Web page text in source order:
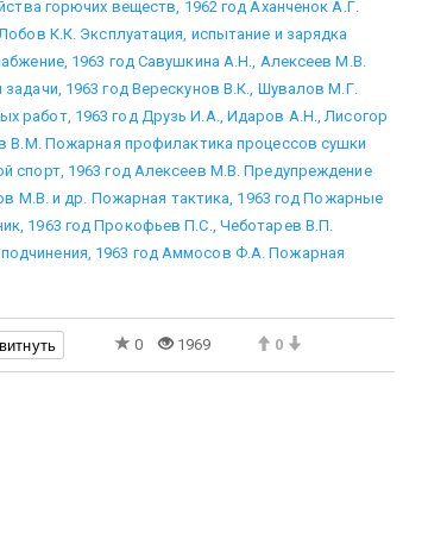
горючих веществ, 1962 год Аханченок А.Г.
К.К. Эксплуатация, испытание и зарядка
1963 год Савушкина А.Н., Алексеев М.В.
1963 год Верескунов В.К., Шувалов М.Г.
работ, 1963 год Друзь И.А., Идаров А.Н., Лисогор
В.М. Пожарная профилактика процессов сушки
спорт, 1963 год Алексеев М.В. Предупреждение
М.В. и др. Пожарная тактика, 1963 год Пожарные
1963 год Прокофьев П.С., Чеботарев В.П.
1963 год Аммосов Ф.А. Пожарная
0 1969 0